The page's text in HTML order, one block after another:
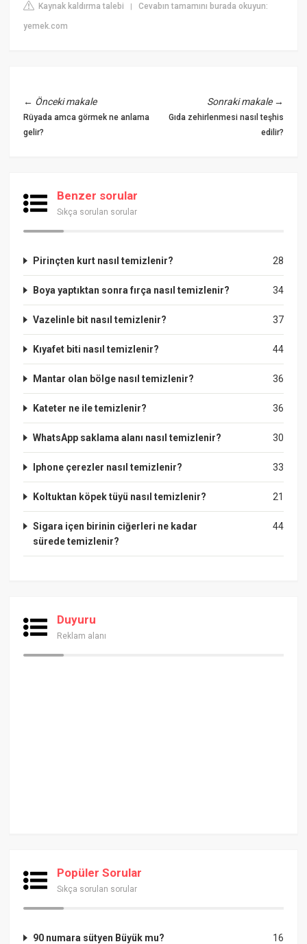
Kaynak kaldırma talebi |Cevabın tamamını burada okuyun:
yemek.com
← Önceki makale
Rüyada amca görmek ne anlama
gelir?
Sonraki makale→
Gıda zehirlenmesi nasıl teşhis
edilir?
Benzer sorular
Sıkça sorulan sorular
28
Pirinçten kurt nasıl temizlenir?
34
Boya yaptıktan sonra fırça nasıl temizlenir?
37
Vazelinle bit nasıl temizlenir?
44
Kıyafet biti nasıl temizlenir?
36
Mantar olan bölge nasıl temizlenir?
36
Kateter ne ile temizlenir?
30
WhatsApp saklama alanı nasıl temizlenir?
33
Iphone çerezler nasıl temizlenir?
21
Koltuktan köpek tüyü nasıl temizlenir?
44
Sigara içen birinin ciğerleri ne kadar
sürede temizlenir?
Duyuru
Reklam alanı
Popüler Sorular
Sıkça sorulan sorular
16
90 numara sütyen Büyük mu?